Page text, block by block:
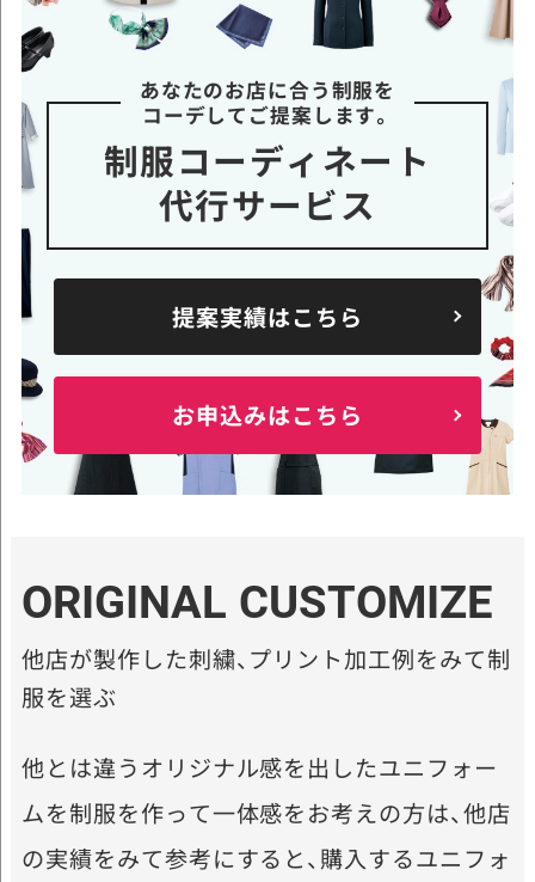
あなたのお店に合う制服を
コーデしてご提案します。
制服コーディネート
代行サービス
提案実績はこちら
お申込みはこちら
ORIGINAL CUSTOMIZE
他店が製作した刺繍、プリント加工例をみて制
服を選ぶ
他とは違うオリジナル感を出したユニフォー
ムを制服を作って一体感をお考えの方は、他店
の実績をみて参考にすると、購入するユニフォ